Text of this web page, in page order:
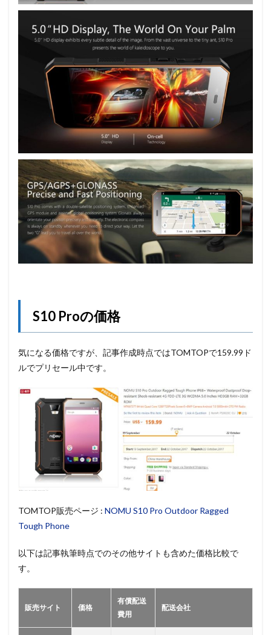
S10 Proの価格
気になる価格ですが、記事作成時点ではTOMTOPで159.99ド
ルでプリセール中です。
TOMTOP販売ページ : NOMU S10 Pro Outdoor Ragged
Tough Phone
以下は記事執筆時点でのその他サイトも含めた価格比較で
す。
販売サイト 価格
有償配送
費用
配送会社